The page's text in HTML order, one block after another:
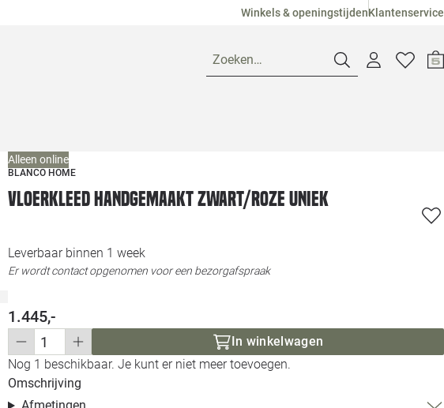
Winkels & openingstijdenKlantenservice
Zoeken…
Klantenservice
Loods 5
Alleen online
BLANCO HOME
Vloerkleed handgemaakt zwart/roze uniek
Leverbaar binnen 1 week
Er wordt contact opgenomen voor een bezorgafspraak
1.445,-
In winkelwagen
Nog 1 beschikbaar. Je kunt er niet meer toevoegen.
Omschrijving